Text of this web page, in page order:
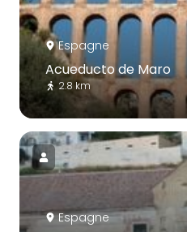
Espagne
Acueducto de Maro
2.8 km
Espagne